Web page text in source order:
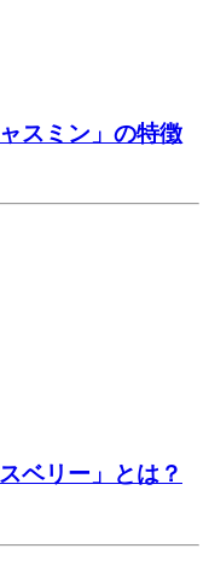
スミン」の特徴
ベリー」とは？